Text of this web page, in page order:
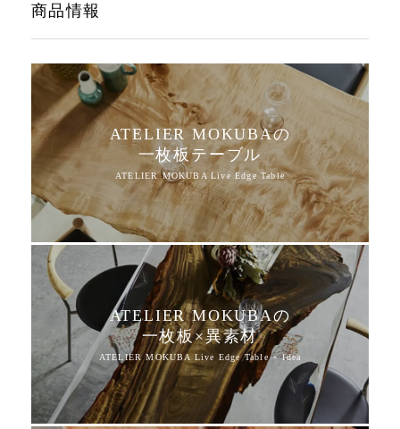
商品情報
ATELIER MOKUBAの
一枚板テーブル
ATELIER MOKUBAの
一枚板×異素材